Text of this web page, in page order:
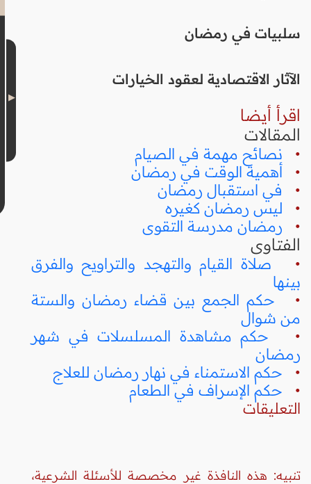
سلبيات في رمضان
الآثار الاقتصادية لعقود الخيارات
اقرأ أيضا
المقالات
• نصائح مهمة في الصيام
• أهمية الوقت في رمضان
• في استقبال رمضان
• ليس رمضان كغيره
• رمضان مدرسة التقوى
الفتاوى
• صلاة القيام والتهجد والتراويح والفرق
بينها
• حكم الجمع بين قضاء رمضان والستة
من شوال
• حكم مشاهدة المسلسلات في شهر
رمضان
• حكم الاستمناء في نهار رمضان للعلاج
• حكم الإسراف في الطعام
التعليقات
تنبيه: هذه النافذة غير مخصصة للأسئلة الشرعية،